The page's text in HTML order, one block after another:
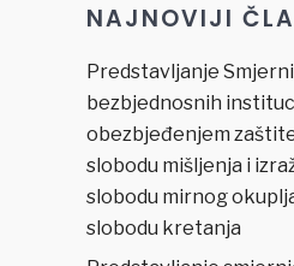
NAJNOVIJI
Predstavljanje
bezbjednosnih
obezbjeđenjem
slobodu mišljenja i
slobodu mirnog
slobodu kretanja